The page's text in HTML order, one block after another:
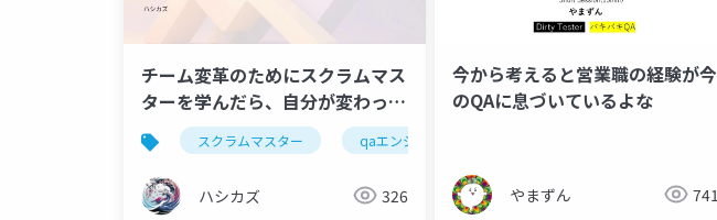
チーム変革のためにスクラムマス
ターを学んだら、自分が変わって
チームも変わった
スクラムマスター qaエンジニア
ハシカズ 326
今から考えると営業職の経験が今
のQAに息づいているよな
やまずん 741